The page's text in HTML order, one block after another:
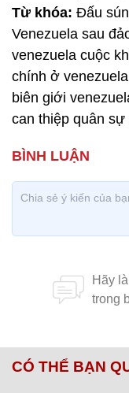
Từ khóa: Đấu
Venezuela sau
venezuela cuộc
chính ở
biên giới
can thiệp quân sự
CÓ THỂ BẠN